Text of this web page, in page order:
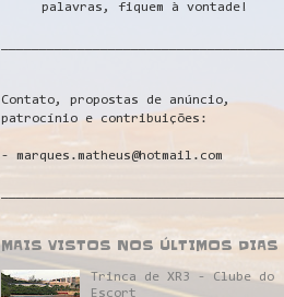
palavras, fiquem à vontade!
Contato, propostas de anúncio,
patrocínio e contribuições:
- marques.matheus@hotmail.com
MAIS VISTOS NOS ÚLTIMOS DIAS
Trinca de XR3 - Clube do
Escort